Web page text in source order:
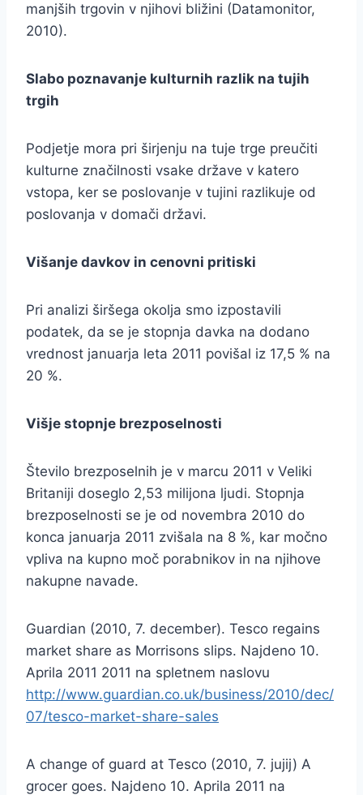
manjših trgovin v njihovi bližini (Datamonitor,
2010).
Slabo poznavanje kulturnih razlik na tujih
trgih
Podjetje mora pri širjenju na tuje trge preučiti
kulturne značilnosti vsake države v katero
vstopa, ker se poslovanje v tujini razlikuje od
poslovanja v domači državi.
Višanje davkov in cenovni pritiski
Pri analizi širšega okolja smo izpostavili
podatek, da se je stopnja davka na dodano
vrednost januarja leta 2011 povišal iz 17,5 % na
20 %.
Višje stopnje brezposelnosti
Število brezposelnih je v marcu 2011 v Veliki
Britaniji doseglo 2,53 milijona ljudi. Stopnja
brezposelnosti se je od novembra 2010 do
konca januarja 2011 zvišala na 8 %, kar močno
vpliva na kupno moč porabnikov in na njihove
nakupne navade.
Guardian (2010, 7. december). Tesco regains
market share as Morrisons slips. Najdeno 10.
Aprila 2011 2011 na spletnem naslovu
http://www.guardian.co.uk/business/2010/dec/
07/tesco-market-share-sales
A change of guard at Tesco (2010, 7. jujij) A
grocer goes. Najdeno 10. Aprila 2011 na